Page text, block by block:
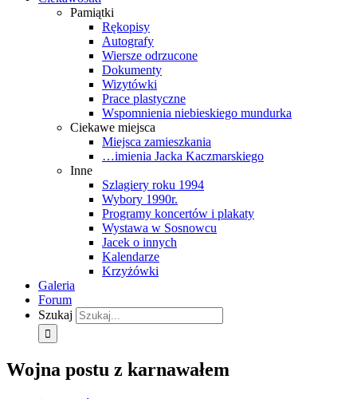
Pamiątki
Rękopisy
Autografy
Wiersze odrzucone
Dokumenty
Wizytówki
Prace plastyczne
Wspomnienia niebieskiego mundurka
Ciekawe miejsca
Miejsca zamieszkania
…imienia Jacka Kaczmarskiego
Inne
Szlagiery roku 1994
Wybory 1990r.
Programy koncertów i plakaty
Wystawa w Sosnowcu
Jacek o innych
Kalendarze
Krzyżówki
Galeria
Forum
Szukaj
Wojna postu z karnawałem